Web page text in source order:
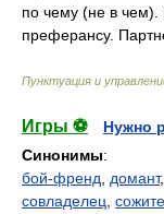
по чему (не в
преферансу.
Пунктуация и
Игры ⚽
Нужно
Синонимы:
бой-френд
домант,
совладелец